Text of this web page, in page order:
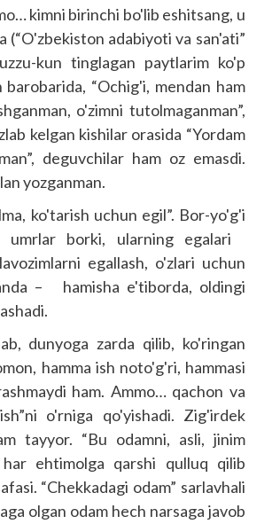
kimni birinchi bo'lib eshitsang, u
adabiyoti va san'ati”
kun tinglagan paytlarim ko'p
“Ochig'i, mendan ham
o'zimni tutolmaganman”,
kelgan kishilar orasida “Yordam
deguvchilar ham oz emasdi.
yozganman.
ko'tarish uchun egil”. Bor-yo'g'i
umrlar borki, ularning egalari
egallash, o'zlari uchun
– hamisha e'tiborda, oldingi
dunyoga zarda qilib, ko'ringan
hamma ish noto'g'ri, hammasi
ham. Ammo… qachon va
o'rniga qo'yishadi. Zig'irdek
tayyor. “Bu odamni, asli, jinim
ehtimolga qarshi qulluq qilib
“Chekkadagi odam” sarlavhali
olgan odam hech narsaga javob